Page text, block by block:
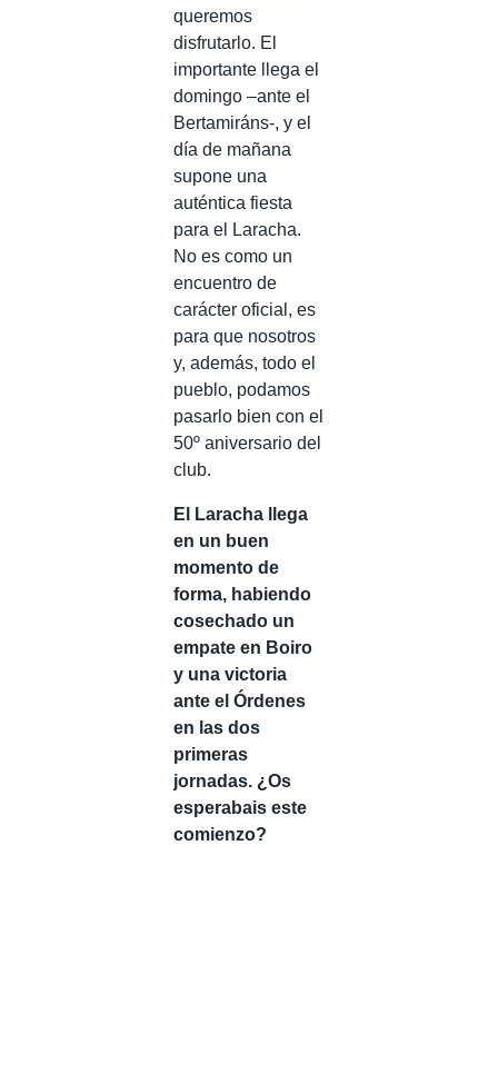
queremos
disfrutarlo. El
importante llega el
domingo –ante el
Bertamiráns-, y el
día de mañana
supone una
auténtica fiesta
para el Laracha.
No es como un
encuentro de
carácter oficial, es
para que nosotros
y, además, todo el
pueblo, podamos
pasarlo bien con el
50º aniversario del
club.
El Laracha llega
en un buen
momento de
forma, habiendo
cosechado un
empate en Boiro
y una victoria
ante el Órdenes
en las dos
primeras
jornadas. ¿Os
esperabais este
comienzo?